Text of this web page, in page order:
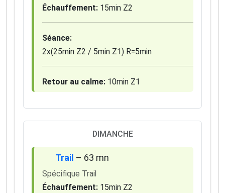
Échauffement: 15min Z2
Séance:
2x(25min Z2 / 5min Z1) R=5min
Retour au calme: 10min Z1
DIMANCHE
Trail – 63 mn
Spécifique Trail
Échauffement: 15min Z2